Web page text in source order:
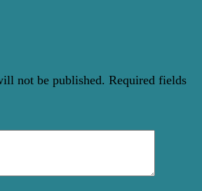
not be published. Required fields